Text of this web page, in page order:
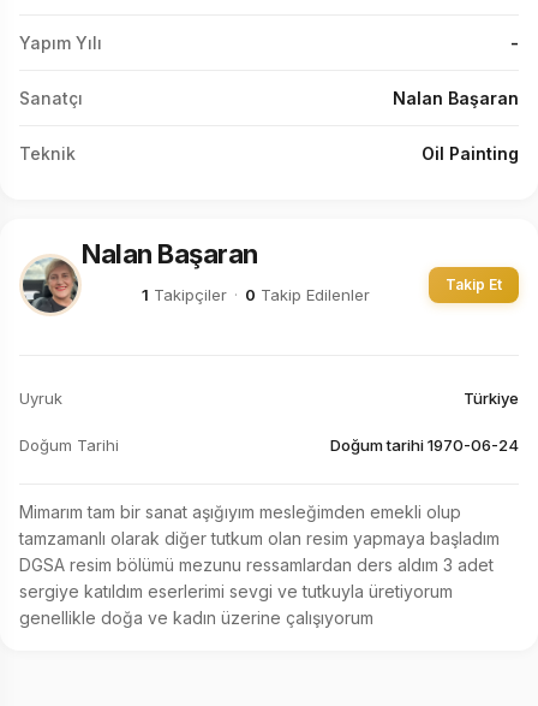
Yapım Yılı -
Sanatçı Nalan Başaran
Teknik Oil Painting
Nalan Başaran
1 Takipçiler · 0 Takip Edilenler
Takip Et
Uyruk Türkiye
Doğum Tarihi Doğum tarihi 1970-06-24
Mimarım tam bir sanat aşığıyım mesleğimden emekli olup
tamzamanlı olarak diğer tutkum olan resim yapmaya başladım
DGSA resim bölümü mezunu ressamlardan ders aldım 3 adet
sergiye katıldım eserlerimi sevgi ve tutkuyla üretiyorum
genellikle doğa ve kadın üzerine çalışıyorum